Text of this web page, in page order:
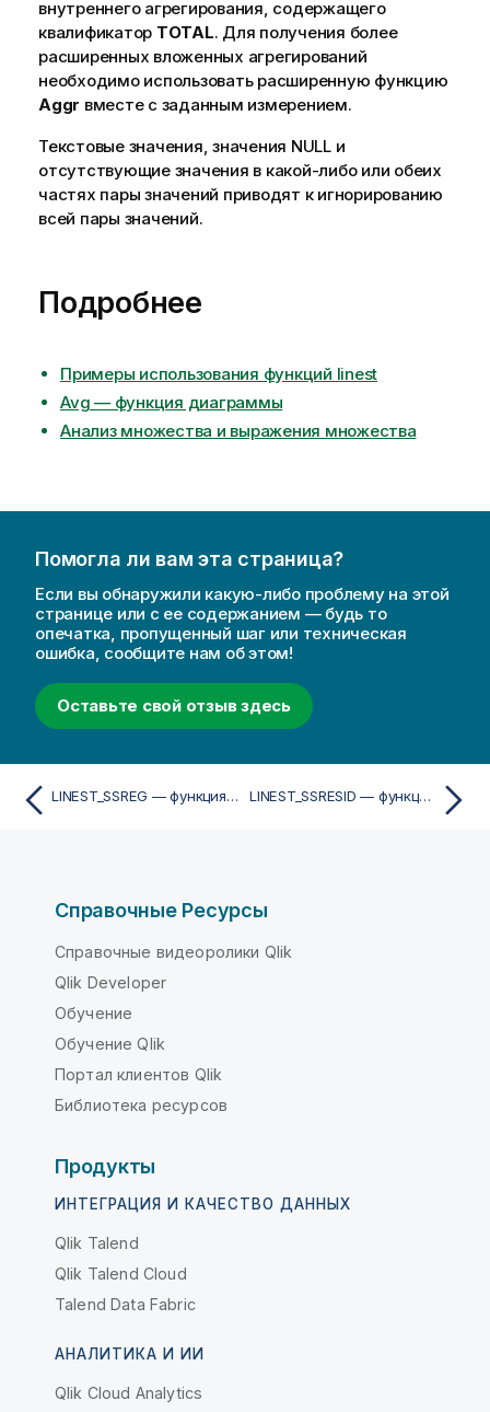
внутреннего агрегирования, содержащего
квалификатор TOTAL. Для получения более
расширенных вложенных агрегирований
необходимо использовать расширенную функцию
Aggr вместе с заданным измерением.
Текстовые значения, значения NULLи
отсутствующие значения в какой-либо или обеих
частях пары значений приводят к игнорированию
всей пары значений.
Подробнее
Примеры использования функций linest
Avg — функция диаграммы
Анализ множества и выражения множества
Помогла ли вам эта страница?
Если вы обнаружили какую-либо проблему на этой
странице или с ее содержанием — будь то
опечатка, пропущенный шаг или техническая
ошибка, сообщите нам об этом!
Оставьте свой отзыв здесь
LINEST_SSREG — функция скрипта LINEST_SSRESID — функция скрипта
Справочные Ресурсы
Справочные видеоролики Qlik
Qlik Developer
Обучение
Обучение Qlik
Портал клиентов Qlik
Библиотека ресурсов
Продукты
ИНТЕГРАЦИЯ И КАЧЕСТВО ДАННЫХ
Qlik Talend
Qlik Talend Cloud
Talend Data Fabric
АНАЛИТИКА И ИИ
Qlik Cloud Analytics